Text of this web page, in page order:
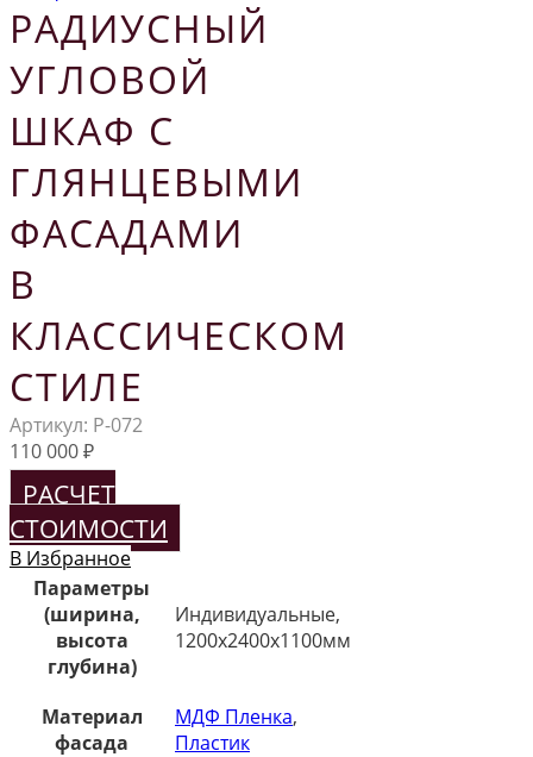
РАДИУСНЫЙ
УГЛОВОЙ
ШКАФ С
ГЛЯНЦЕВЫМИ
ФАСАДАМИ
В
КЛАССИЧЕСКОМ
СТИЛЕ
Артикул: Р-072
110 000₽
РАСЧЕТ
СТОИМОСТИ
В Избранное
Параметры
(ширина,
высота
глубина)
Индивидуальные,
1200х2400х1100мм
Материал
фасада
МДФ Пленка,
Пластик